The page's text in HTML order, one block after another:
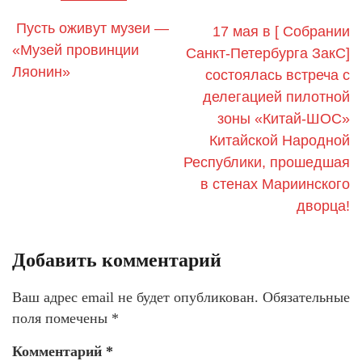
Пусть оживут музеи —
«Музей провинции
Ляонин»
17 мая в [ Собрании
Санкт-Петербурга ЗакС]
состоялась встреча с
делегацией пилотной
зоны «Китай-ШОС»
Китайской Народной
Республики, прошедшая
в стенах Мариинского
дворца!
Добавить комментарий
Ваш адрес email не будет опубликован. Обязательные
поля помечены *
Комментарий *